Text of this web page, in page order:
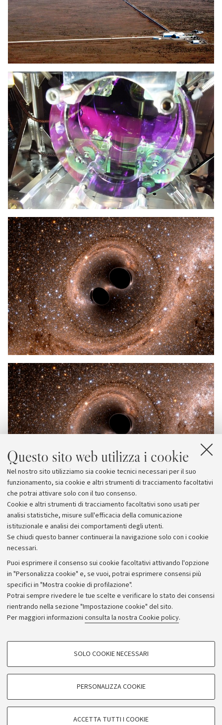
Questo sito web utilizza i cookie
Nel nostro sito utilizziamo sia cookie tecnici necessari per il suo
funzionamento, sia cookie e altri strumenti di tracciamento facoltativi
che potrai attivare solo con il tuo consenso.
Cookie e altri strumenti di tracciamento facoltativi sono usati per
analisi statistiche, misure sull'efficacia della comunicazione
istituzionale e analisi dei comportamenti degli utenti.
Se chiudi questo banner continuerai la navigazione solo con i cookie
necessari.
Puoi esprimere il consenso sui cookie facoltativi attivando l'opzione
in "Personalizza cookie" e, se vuoi, potrai esprimere consensi più
specifici in "Mostra cookie di profilazione".
Potrai sempre rivedere le tue scelte e verificare lo stato dei consensi
rientrando nella sezione "Impostazione cookie" del sito.
Per maggiori informazioni consulta la nostra Cookie policy.
COOKIE DI PROFILAZIONE - FACOLTATIVI
COOKIE TECNICI - NECESSARI
SOLO COOKIE NECESSARI
PERSONALIZZA COOKIE
ACCETTA TUTTI I COOKIE
Archivio
Comunicati stampa
Redazione
Rassegna stampa
© Copyright 2026 - ALMA MATER STUDIORUM - Università di
Bologna - Via Zamboni, 33 - 40126 Bologna - PI: 01131710376 -
CF: 80007010376